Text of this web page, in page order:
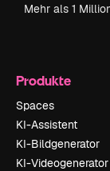
Mehr als 1
Produkte
Spaces
KI-Assistent
KI-Bildgenerator
KI-Videogenerator